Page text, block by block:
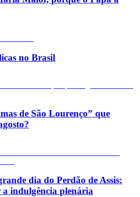
no Brasil
de São Lourenço” que
dia do Perdão de Assis:
a indulgência plenária